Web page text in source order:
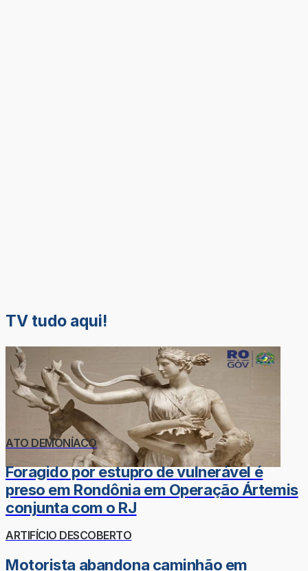
TV tudo aqui!
ATO DEMONÍACO
Foragido por estupro de vulnerável é
preso em Rondônia em Operação Ártemis
conjunta com o RJ
ARTIFÍCIO DESCOBERTO
Motorista abandona caminhão em